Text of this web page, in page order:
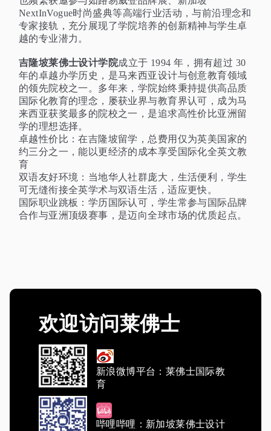
NextInVogue时尚盛典等高端行业活动，与前沿理念和
专家接轨，充分展现了学院培养的创新精神与学生卓
越的专业潜力。
吉隆坡莱佛士设计学院成立于 1994 年，拥有超过 30
年的卓越办学历史，是马来西亚设计与创意教育领域
的领先院校之一。多年来，学院始终秉持提供高品质
国际化教育的理念，屡获业界与教育界认可，成为马
来西亚获奖最多的院校之一，是追求高性价比亚洲留
学的理想选择。
卓越性价比：在吉隆坡留学，总费用仅为英美国家的
约三分之一，能以更经济的成本享受国际化全英文教
育
双语友好环境：当地华人社群庞大，生活便利，学生
可无缝衔接全英学术与双语生活，适应更快。
国际职业跳板：学历国际认可，学生常参与国际品牌
合作与亚洲顶级赛事，是迈向全球市场的优质起点。
欢迎访问莱佛士
新浪微博平台：莱佛士国际教
育
哔哩哔哩：新加坡莱佛士设计